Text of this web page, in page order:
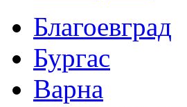
Благоевград
Бургас
Варна